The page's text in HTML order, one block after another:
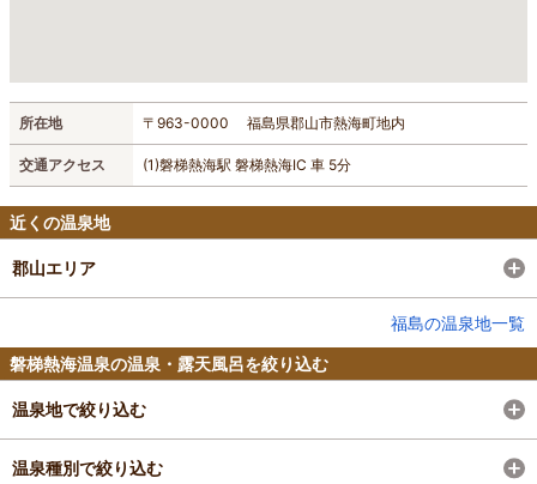
所在地 〒963-0000 福島県郡山市熱海町地内
交通アクセス (1)磐梯熱海駅 磐梯熱海IC 車 5分
近くの温泉地
郡山エリア
福島の温泉地一覧
磐梯熱海温泉の温泉・露天風呂を絞り込む
温泉地で絞り込む
温泉種別で絞り込む